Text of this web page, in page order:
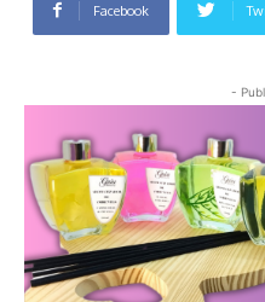
Facebook
-